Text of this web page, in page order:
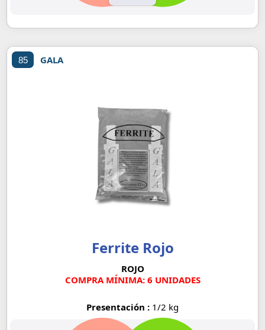
Ferrite Rojo
ROJO
COMPRA MÍNIMA: 6 UNIDADES
Presentación : 1/2 kg
85 GALA